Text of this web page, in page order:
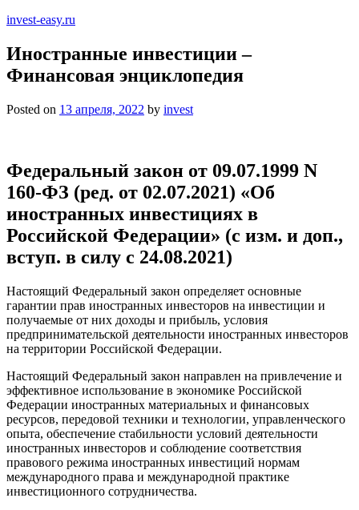
invest-easy.ru
Иностранные инвестиции –
Финансовая энциклопедия
Posted on 13 апреля, 2022 by invest
Федеральный закон от 09.07.1999 N
160-ФЗ (ред. от 02.07.2021) «Об
иностранных инвестициях в
Российской Федерации» (с изм. и доп.,
вступ. в силу с 24.08.2021)
Настоящий Федеральный закон определяет основные
гарантии прав иностранных инвесторов на инвестиции и
получаемые от них доходы и прибыль, условия
предпринимательской деятельности иностранных инвесторов
на территории Российской Федерации.
Настоящий Федеральный закон направлен на привлечение и
эффективное использование в экономике Российской
Федерации иностранных материальных и финансовых
ресурсов, передовой техники и технологии, управленческого
опыта, обеспечение стабильности условий деятельности
иностранных инвесторов и соблюдение соответствия
правового режима иностранных инвестиций нормам
международного права и международной практике
инвестиционного сотрудничества.